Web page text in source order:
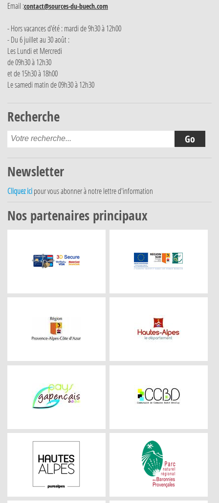
Email :contact@sources-du-buech.com
- Hors vacances d'été : mardi de 9h30 à 12h00
- Du 6 juillet au 30 août :
Les Lundi et Mercredi
de 09h30 à 12h30
et de 15h30 à 18h00
Le samedi matin de 09h30 à 12h30
Recherche
Newsletter
Cliquez ici pour vous abonner à notre lettre d'information
Nos partenaires principaux